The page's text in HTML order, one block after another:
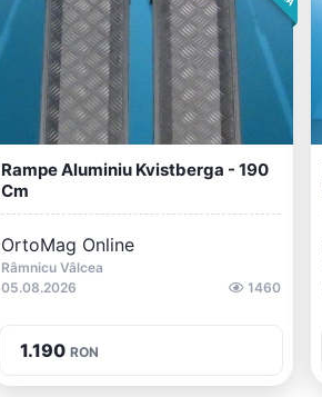
Rampe Aluminiu Kvistberga - 190
Cm
OrtoMag Online
Râmnicu Vâlcea
05.08.2026
1460
1.190 RON